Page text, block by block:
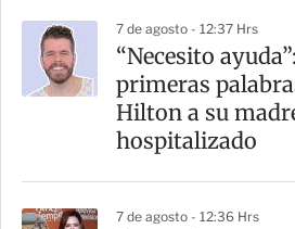
7 de agosto - 12:37 Hrs
“Necesito
primeras
Hilton a su
hospitalizado
7 de agosto - 12:36 Hrs